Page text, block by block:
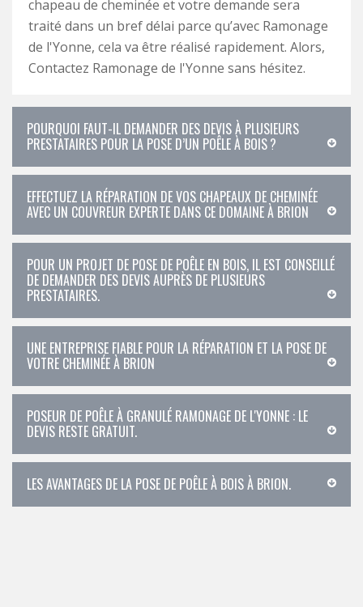
chapeau de cheminée et votre demande sera
traité dans un bref délai parce qu’avec Ramonage
de l'Yonne, cela va être réalisé rapidement. Alors,
Contactez Ramonage de l'Yonne sans hésitez.
POURQUOI FAUT-IL DEMANDER DES DEVIS À PLUSIEURS
PRESTATAIRES POUR LA POSE D’UN POÊLE À BOIS ?
EFFECTUEZ LA RÉPARATION DE VOS CHAPEAUX DE CHEMINÉE
AVEC UN COUVREUR EXPERTE DANS CE DOMAINE À BRION
POUR UN PROJET DE POSE DE POÊLE EN BOIS, IL EST CONSEILLÉ
DE DEMANDER DES DEVIS AUPRÈS DE PLUSIEURS
PRESTATAIRES.
UNE ENTREPRISE FIABLE POUR LA RÉPARATION ET LA POSE DE
VOTRE CHEMINÉE À BRION
POSEUR DE POÊLE À GRANULÉ RAMONAGE DE L'YONNE : LE
DEVIS RESTE GRATUIT.
LES AVANTAGES DE LA POSE DE POÊLE À BOIS À BRION.